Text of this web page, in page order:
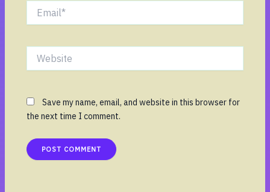
Website
Save my name, email, and website in this browser for
the next time I comment.